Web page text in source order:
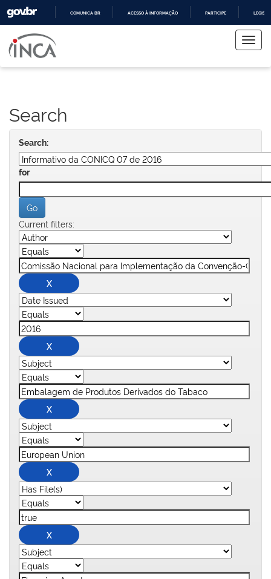
COMUNICA BR ACESSO À INFORMAÇÃO PARTICIPE
navigation
Search
Search:
for
Current filters: